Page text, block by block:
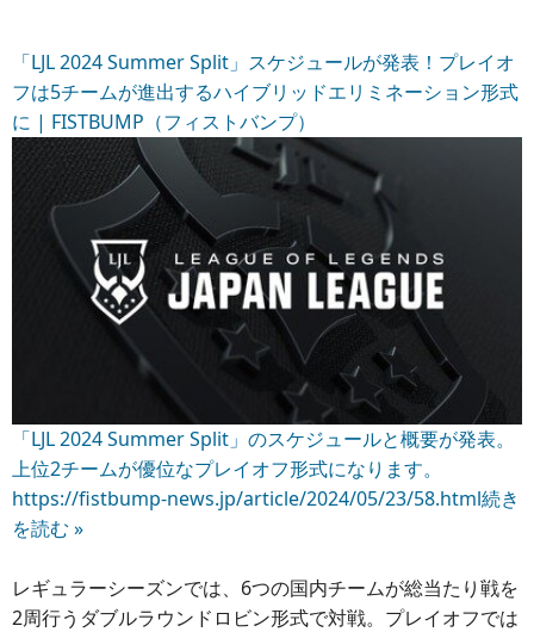
「LJL 2024 Summer Split」スケジュールが発表！プレイオ
フは5チームが進出するハイブリッドエリミネーション形式
に | FISTBUMP（フィストバンプ）
「LJL 2024 Summer Split」のスケジュールと概要が発表。
上位2チームが優位なプレイオフ形式になります。
https://fistbump-news.jp/article/2024/05/23/58.html続き
を読む »
レギュラーシーズンでは、6つの国内チームが総当たり戦を
2周行うダブルラウンドロビン形式で対戦。プレイオフでは